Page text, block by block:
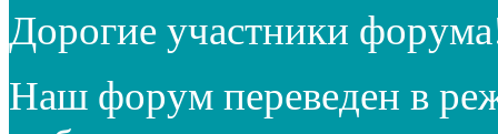
Дорогие участники
Наш форум переведен в